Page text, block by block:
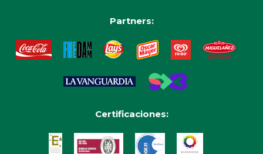
Partners:
Certificaciones: